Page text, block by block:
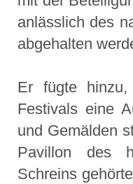
anlässlich des
abgehalten
Er fügte
Festivals eine
und Gemälden
Pavillon des
Schreins